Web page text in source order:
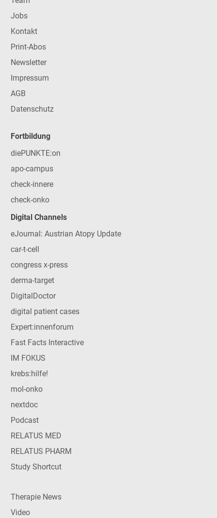
Jobs
Kontakt
Print-Abos
Newsletter
Impressum
AGB
Datenschutz
Fortbildung
diePUNKTE:on
apo-campus
check-innere
check-onko
Digital Channels
eJournal: Austrian Atopy Update
car-t-cell
congress x-press
derma-target
DigitalDoctor
digital patient cases
Expert:innenforum
Fast Facts Interactive
IM FOKUS
krebs:hilfe!
mol-onko
nextdoc
Podcast
RELATUS MED
RELATUS PHARM
Study Shortcut
Therapie News
Video